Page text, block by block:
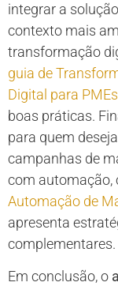
integrar a
contexto mais
transformação
guia de
Digital para PMEs
boas práticas.
para quem
campanhas de
com automação,
Automação de
apresenta
complementares.
Em conclusão, o